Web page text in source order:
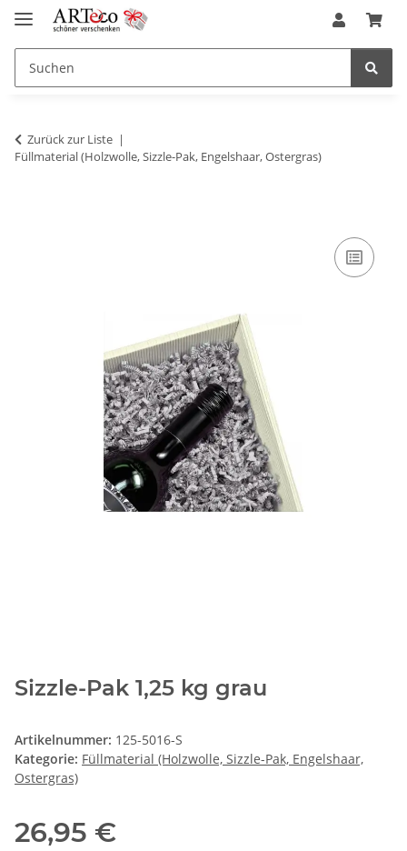
Zurück zur Liste
Füllmaterial (Holzwolle, Sizzle-Pak, Engelshaar, Ostergras)
Sizzle-Pak 1,25 kg grau
Artikelnummer: 125-5016-S
Kategorie: Füllmaterial (Holzwolle, Sizzle-Pak, Engelshaar,
Ostergras)
26,95 €